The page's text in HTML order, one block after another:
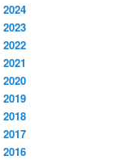
2024
2023
2022
2021
2020
2019
2018
2017
2016